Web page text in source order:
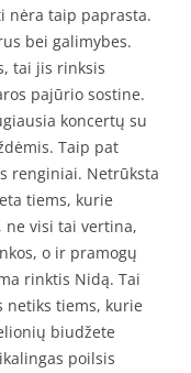
nėra taip paprasta.
bei galimybes.
tai jis rinksis
pajūrio sostine.
koncertų su
Taip pat
renginiai. Netrūksta
tiems, kurie
ne visi tai vertina,
o ir pramogų
rinktis Nidą. Tai
netiks tiems, kurie
biudžete
poilsis